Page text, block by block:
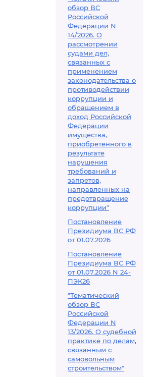
обзор ВС
Российской
Федерации N
14/2026. О
рассмотрении
судами дел,
связанных с
применением
законодательства о
противодействии
коррупции и
обращением в
доход Российской
Федерации
имущества,
приобретенного в
результате
нарушения
требований и
запретов,
направленных на
предотвращение
коррупции"
Постановление
Президиума ВС РФ
от 01.07.2026
Постановление
Президиума ВС РФ
от 01.07.2026 N 24-
ПЭК26
"Тематический
обзор ВС
Российской
Федерации N
13/2026. О судебной
практике по делам,
связанным с
самовольным
строительством"